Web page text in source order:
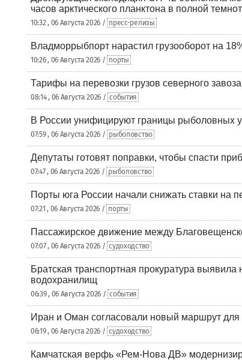
часов арктического планктона в полной
10:32 , 06 Августа 2026 / пресс-релизы
Владморрыбпорт нарастил грузооборот на
10:26 , 06 Августа 2026 / порты
Тарифы на перевозки грузов северного
08:14 , 06 Августа 2026 / события
В России унифицируют границы рыболовных
07:59 , 06 Августа 2026 / рыболовство
Депутаты готовят поправки, чтобы спасти
07:47 , 06 Августа 2026 / рыболовство
Порты юга России начали снижать ставки на
07:21 , 06 Августа 2026 / порты
Пассажирское движение между
07:07 , 06 Августа 2026 / судоходство
Братская транспортная прокуратура
водохранилищ
06:39 , 06 Августа 2026 / события
Иран и Оман согласовали новый маршрут для
06:19 , 06 Августа 2026 / судоходство
Камчатская верфь «Рем-Нова ДВ»